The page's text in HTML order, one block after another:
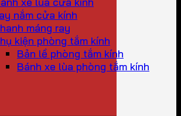
nắm cửa kính
máng ray
kiện phòng tắm kính
Bản lề phòng tắm kính
Bánh xe lùa phòng tắm kính